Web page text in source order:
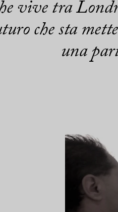
vive tra
che sta
una